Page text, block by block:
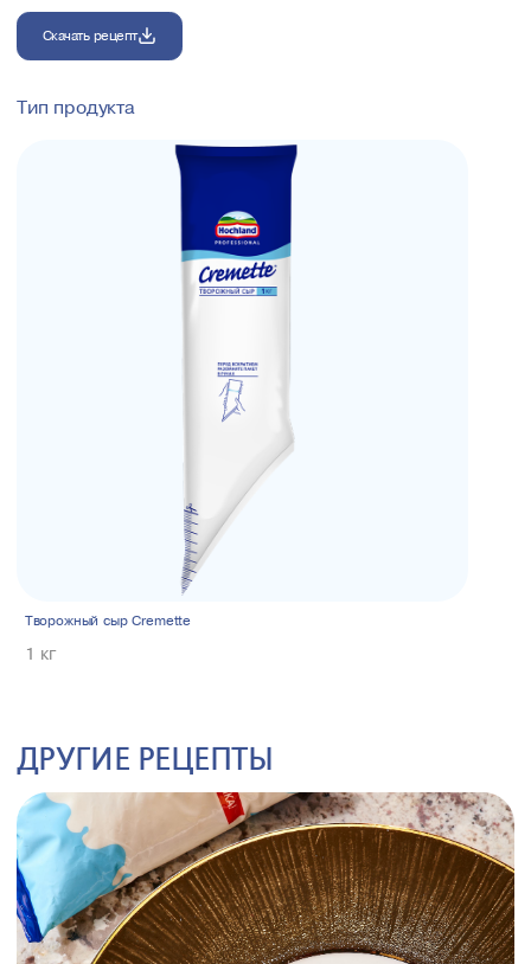
Скачать рецепт
Тип продукта
Творожный сыр Cremette
1 кг
ДРУГИЕ РЕЦЕПТЫ